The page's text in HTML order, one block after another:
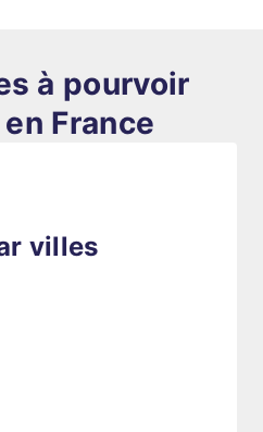
à pourvoir
France
villes